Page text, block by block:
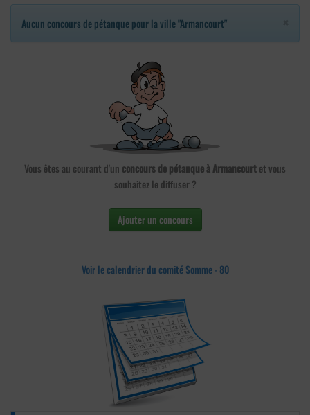
Aucun concours de pétanque pour la ville "Armancourt"
Vous êtes au courant d'un concours de pétanque à Armancourtet vous
souhaitez le diffuser ?
Ajouter un concours
Voir le calendrier du comité Somme - 80